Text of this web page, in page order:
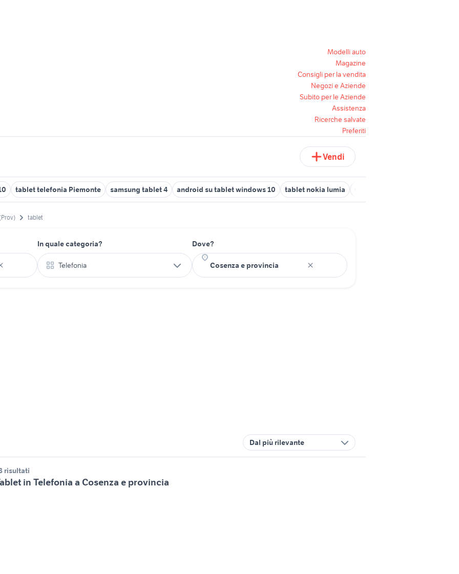
Modelli auto
Magazine
Consigli per la vendita
Negozi e Aziende
Subito per le Aziende
Assistenza
Ricerche salvate
Preferiti
Vendi
tablet telefonia Piemonte samsung tablet 4 android su tablet windows 10 tablet nokia lumia
tablet
In quale categoria?
Telefonia
Dove?
Dal più rilevante
risultati
in Telefonia a Cosenza e provincia